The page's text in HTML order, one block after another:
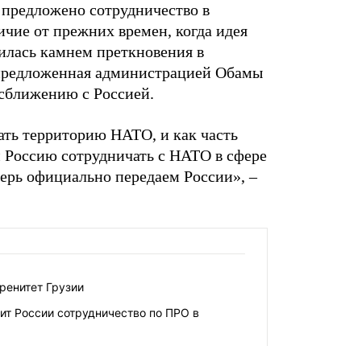
сотрудничество в
от прежних времен, когда идея
камнем преткновения в
администрацией Обамы
с Россией.
территорию НАТО, и как часть
сотрудничать с НАТО в сфере
официально передаем России», –
Грузии
России сотрудничество по ПРО в